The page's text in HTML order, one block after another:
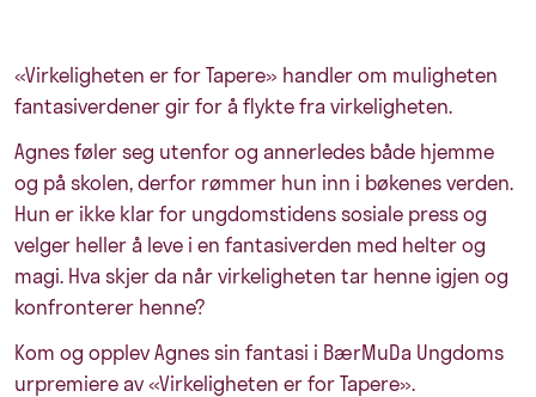
«Virkeligheten er for Tapere» handler om muligheten
fantasiverdener gir for å flykte fra virkeligheten.
Agnes føler seg utenfor og annerledes både hjemme
og på skolen, derfor rømmer hun inn i bøkenes verden.
Hun er ikke klar for ungdomstidens sosiale press og
velger heller å leve i en fantasiverden med helter og
magi. Hva skjer da når virkeligheten tar henne igjen og
konfronterer henne?
Kom og opplev Agnes sin fantasi i BærMuDa Ungdoms
urpremiere av «Virkeligheten er for Tapere».